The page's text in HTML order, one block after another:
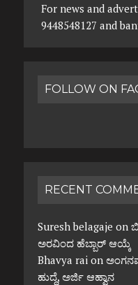
For news and
9448548127 and
FOLLOW ON
RECENT
Suresh belagaje on
ಅರವಿಂದ ಹೆಬ್ಬಾರ್ ಆಯ್ಕೆ
Bhavya raion
ಹುದ್ದೆ, ಅರ್ಜಿ ಆಹ್ವಾನ